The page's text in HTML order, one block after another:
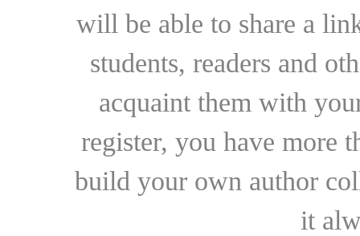
will be able to share a
students, readers and
acquaint them with
register, you have more
build your own author
it